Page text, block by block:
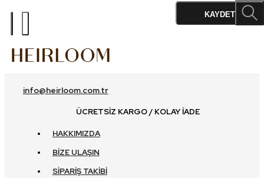
info@heirloom.com.tr
ÜCRETSIZ KARGO / KOLAY İADE
HAKKIMIZDA
BIZE ULAŞIN
SIPARIŞ TAKIBI
%10
%10
%10
%10
KAYDET